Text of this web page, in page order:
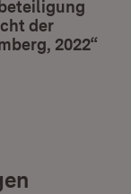
der
2022“